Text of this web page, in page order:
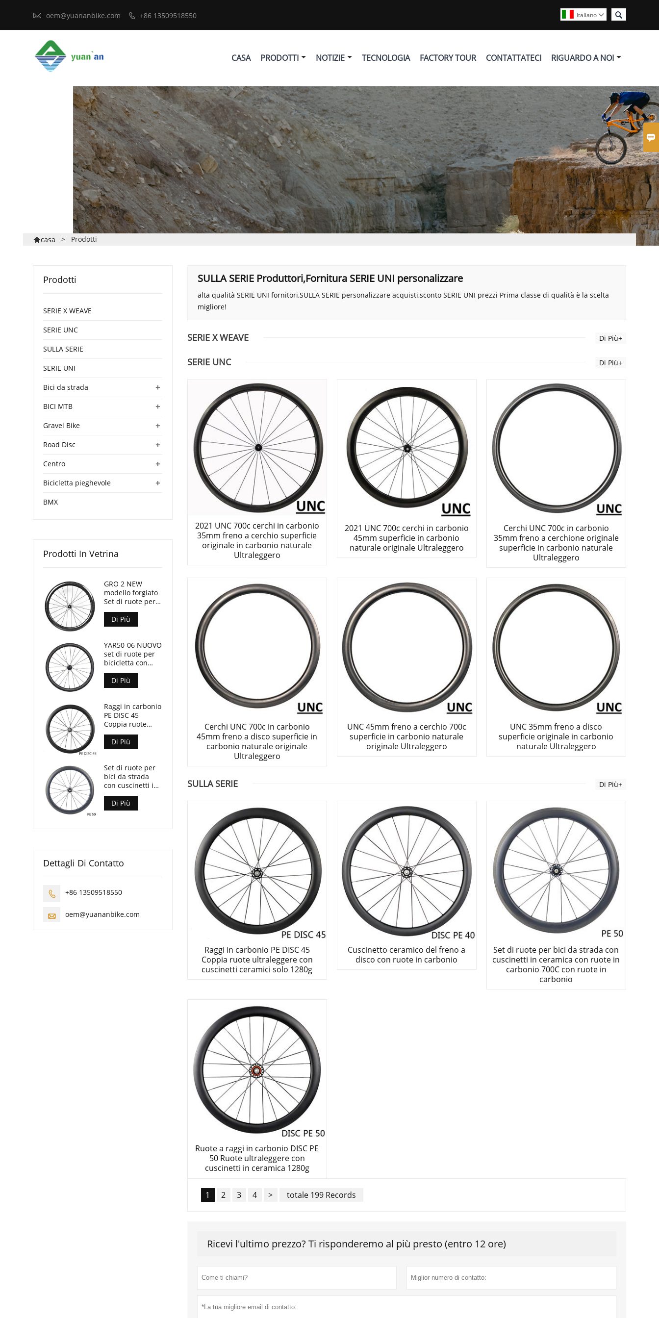

 oem@yuananbike.com  +86 13509518550 
Italiano 
CASA PRODOTTI NOTIZIE TECNOLOGIA FACTORY TOUR CONTATTATECI RIGUARDO A NOI
casa > Prodotti
SULLA SERIE Produttori,Fornitura SERIE UNI personalizzare
alta qualità SERIE UNI fornitori,SULLA SERIE personalizzare acquisti,sconto SERIE UNI prezzi Prima classe di qualità è la scelta
migliore!
SERIE X WEAVE Di Più+
SERIE UNC Di Più+
2021 UNC 700c cerchi in carbonio
35mm freno a cerchio superficie
originale in carbonio naturale
Ultraleggero
2021 UNC 700c cerchi in carbonio
45mm superficie in carbonio
naturale originale Ultraleggero
Cerchi UNC 700c in carbonio
35mm freno a cerchione originale
superficie in carbonio naturale
Ultraleggero
Cerchi UNC 700c in carbonio
45mm freno a disco superficie in
carbonio naturale originale
Ultraleggero
UNC 45mm freno a cerchio 700c
superficie in carbonio naturale
originale Ultraleggero
UNC 35mm freno a disco
superficie originale in carbonio
naturale Ultraleggero
SULLA SERIE Di Più+
Raggi in carbonio PE DISC 45
Coppia ruote ultraleggere con
cuscinetti ceramici solo 1280g
Cuscinetto ceramico del freno a
disco con ruote in carbonio
Set di ruote per bici da strada con
cuscinetti in ceramica con ruote in
carbonio 700C con ruote in
carbonio
Ruote a raggi in carbonio DISC PE
50 Ruote ultraleggere con
cuscinetti in ceramica 1280g
1 2 3 4 > totale 199 Records
Ricevi l'ultimo prezzo? Ti risponderemo al più presto (entro 12 ore)
Prodotti
SERIE X WEAVE
SERIE UNC
SULLA SERIE
SERIE UNI
+
Bici da strada
+
BICI MTB
+
Gravel Bike
+
Road Disc
+
Centro
+
Bicicletta pieghevole
BMX
Prodotti In Vetrina
GRO 2 NEW
modello forgiato
Set di ruote per
bici Gravel 45mm
di profondità
24mm di
Di Più
YAR50-06 NUOVO
set di ruote per
bicicletta con
freno a cerchione
in tessuto di
carbonio UD X
29mm larghezza
Di Più
Raggi in carbonio
PE DISC 45
Coppia ruote
ultraleggere con
cuscinetti
ceramici solo
Di Più
Set di ruote per
bici da strada
con cuscinetti in
ceramica con
ruote in carbonio
700C con ruote in
Di Più
Dettagli Di Contatto
 +86 13509518550
 oem@yuananbike.com